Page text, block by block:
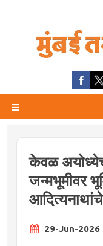
केवळ
जन्मभूमीवर
29-Jun-2026